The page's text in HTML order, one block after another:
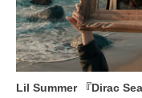
Lil Summer 『Dirac